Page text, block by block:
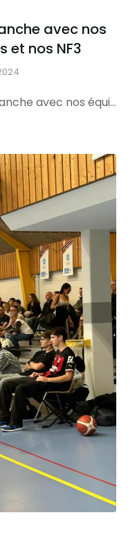
avec nos
et nos NF3
[ NF3 ] Octobre rose ce dimanche avec nos équipes féminines et nos NF3 : au programme des concours et vente de gâteaux VENEZ LES SOUTENIR ET LES APPLAUDIR